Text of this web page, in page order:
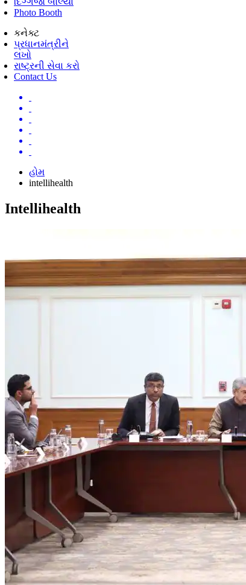
Photo Booth
કનેક્ટ
પ્રધાનમંત્રીને
લખો
રાષ્ટ્રની સેવા કરો
Contact Us
હોમ
intellihealth
Intellihealth